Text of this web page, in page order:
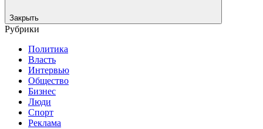
Закрыть
Рубрики
Политика
Власть
Интервью
Общество
Бизнес
Люди
Спорт
Реклама